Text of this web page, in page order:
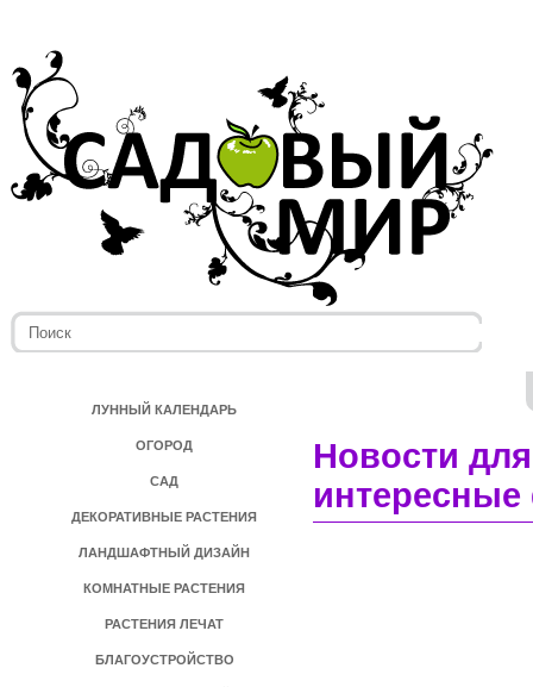
ЛУННЫЙ КАЛЕНДАРЬ
ОГОРОД
САД
ДЕКОРАТИВНЫЕ РАСТЕНИЯ
ЛАНДШАФТНЫЙ ДИЗАЙН
КОМНАТНЫЕ РАСТЕНИЯ
РАСТЕНИЯ ЛЕЧАТ
БЛАГОУСТРОЙСТВО
Новости